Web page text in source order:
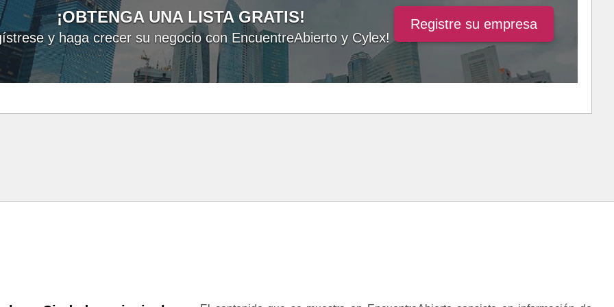
¡OBTENGA UNA LISTA GRATIS!
y haga crecer su negocio con EncuentreAbierto y Cylex!
Registre su empresa